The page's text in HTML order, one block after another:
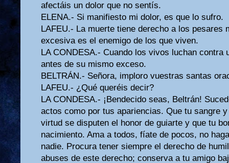
afectáis un dolor que no sentís.
ELENA.- Si manifiesto mi dolor, es que lo sufro.
LAFEU.- La muerte tiene derecho a los pesares
excesiva es el enemigo de los que viven.
LA CONDESA.- Cuando los vivos luchan contra
antes de su mismo exceso.
BELTRÁN.- Señora, imploro vuestras santas
LAFEU.- ¿Qué queréis decir?
LA CONDESA.- ¡Bendecido seas, Beltrán!
actos como por tus apariencias. Que tu sangre
virtud se disputen el honor de guiarte y que tu
nacimiento. Ama a todos, fíate de pocos, no
nadie. Procura tener siempre el derecho de
abuses de este derecho; conserva a tu amigo